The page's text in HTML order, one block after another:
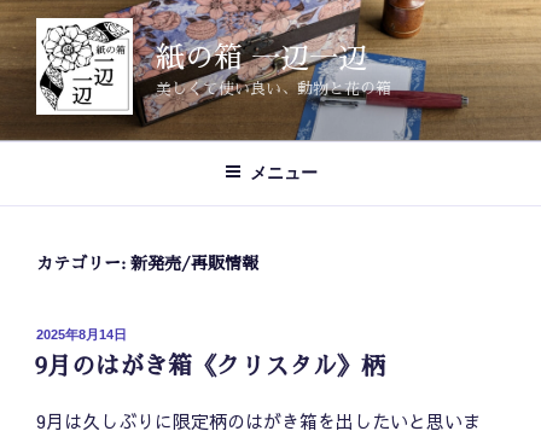
コ
ン
テ
紙の箱 一辺一辺
美しくて使い良い、動物と花の箱
メニュー
カテゴリー: 新発売/再販情報
投
稿
日:
2025年8月14日
9月のはがき箱《クリスタル》柄
9月は久しぶりに限定柄のはがき箱を出したいと思いま